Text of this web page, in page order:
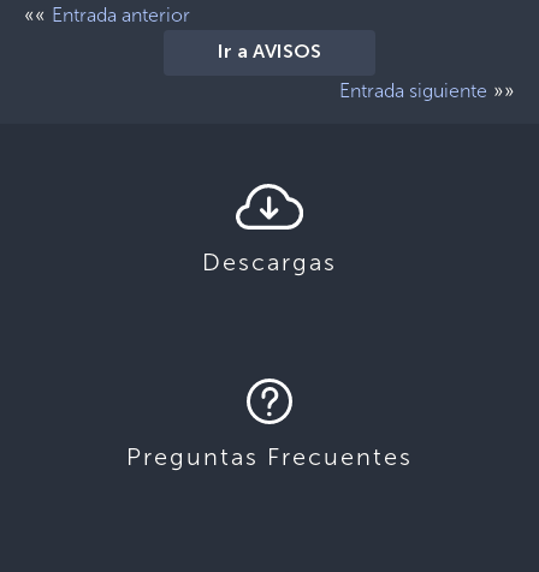
«« Entrada anterior
Ir a AVISOS
Entrada siguiente »»
Descargas
Preguntas Frecuentes